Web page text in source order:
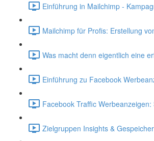
Einführung in Mailchimp -
Mailchimp für Profis: Erstellung
Was macht denn eigentlich eine
Einführung zu Facebook
Facebook Traffic
Zielgruppen Insights &